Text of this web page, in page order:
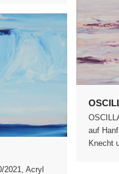
auf
Knecht
2021, Acryl